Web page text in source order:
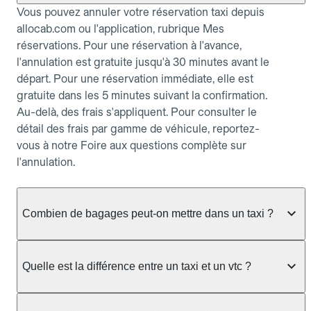
Vous pouvez annuler votre réservation taxi depuis
allocab.com ou l'application, rubrique Mes
réservations. Pour une réservation à l'avance,
l'annulation est gratuite jusqu'à 30 minutes avant le
départ. Pour une réservation immédiate, elle est
gratuite dans les 5 minutes suivant la confirmation.
Au-delà, des frais s'appliquent. Pour consulter le
détail des frais par gamme de véhicule, reportez-
vous à notre Foire aux questions complète sur
l'annulation.
Combien de bagages peut-on mettre dans un taxi ?
taxi berline accueille en général jusqu'à 3 bagages
ou nombreux, précisez-le dans le champ "Message
Quelle est la différence entre un taxi et un vtc ?